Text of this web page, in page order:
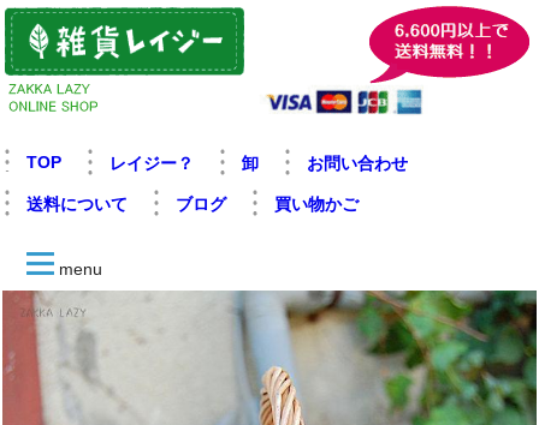
TOP レイジー？ 卸 お問い合わせ
送料について ブログ 買い物かご
menu